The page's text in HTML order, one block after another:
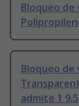
Bloqueo de
Bloqueo de
admite 1